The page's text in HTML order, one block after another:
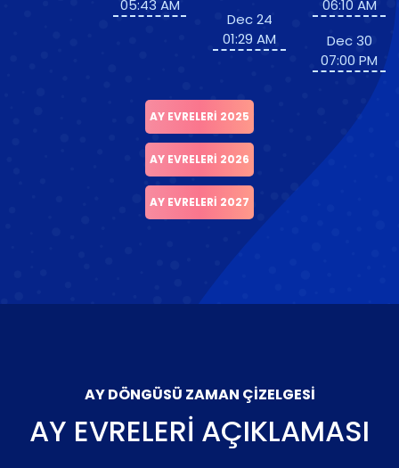
05:43 AM
Dec 24
01:29 AM
06:10 AM
Dec 30
07:00 PM
AY EVRELERI 2025
AY EVRELERI 2026
AY EVRELERI 2027
AY DÖNGÜSÜ ZAMAN ÇIZELGESI
AY EVRELERI AÇIKLAMASI